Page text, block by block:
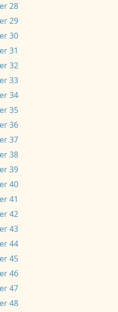
28
29
30
31
32
33
34
35
36
37
38
39
40
41
42
43
44
45
46
47
48